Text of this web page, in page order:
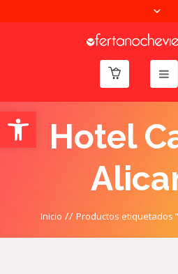
Abrir barra de herramientas
Hotel
Inicio // Productos etiquetados